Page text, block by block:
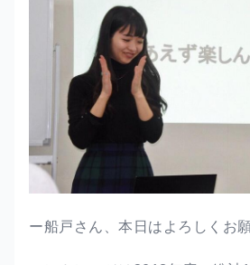
ー船戸さん、本日はよろしくお願